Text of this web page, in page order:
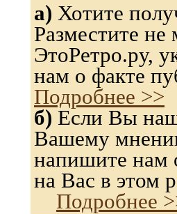
а) Хотите
Разместите
ЭтоРетро.ру,
нам о факте
Подробнее >>
б) Если Вы
Вашему
напишите нам
на Вас в этом
Подробнее